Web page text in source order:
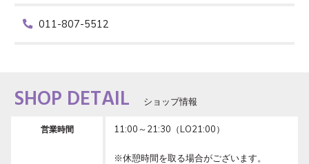
011-807-5512
SHOP DETAIL ショップ情報
営業時間 11:00～21:30（LO21:00）
※休憩時間を取る場合がございます。